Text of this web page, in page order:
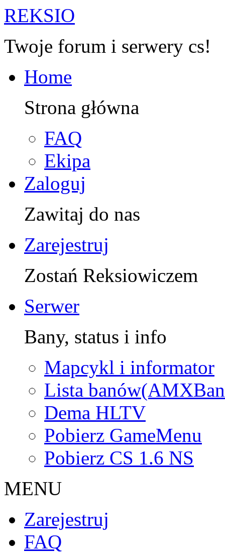
REKSIO
Twoje forum i serwery cs!
Home
Strona główna
FAQ
Ekipa
Zaloguj
Zawitaj do nas
Zarejestruj
Zostań Reksiowiczem
Serwer
Bany, status i info
Mapcykl i informator
Lista
Dema HLTV
Pobierz GameMenu
Pobierz CS 1.6 NS
MENU
Zarejestruj
FAQ